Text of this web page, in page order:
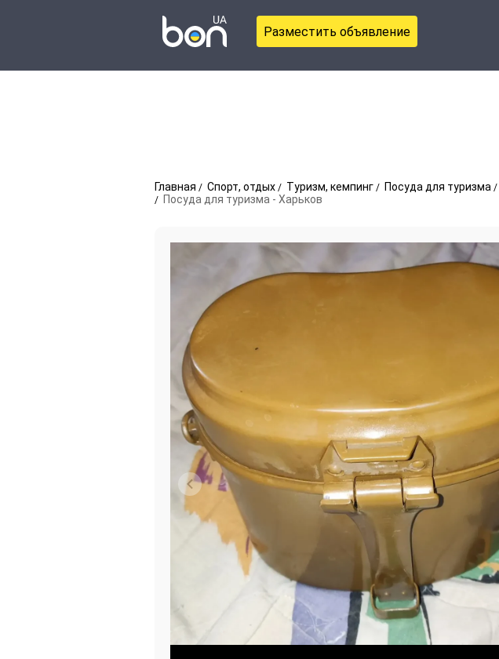
Разместить объявление
Главная Спорт, отдых Туризм, кемпинг Посуда для туризма
Посуда для туризма - Харьков